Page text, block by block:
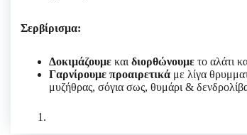
Σερβίρισμα:
Δοκιμάζουμεκαι διορθώνουμετο αλάτι
Γαρνίρουμε προαιρετικάμε λίγα
μυζήθρας, σόγια σως, θυμάρι &